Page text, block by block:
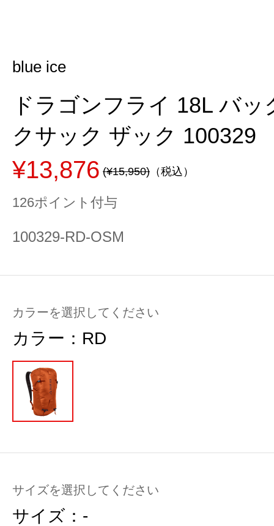
blue ice
ドラゴンフライ 18L バ
クサック ザック 100329
¥13,876 (¥15,950) （税込）
126ポイント付与
100329-RD-OSM
カラーを選択してください
カラー： RD
サイズを選択してください
サイズ： -